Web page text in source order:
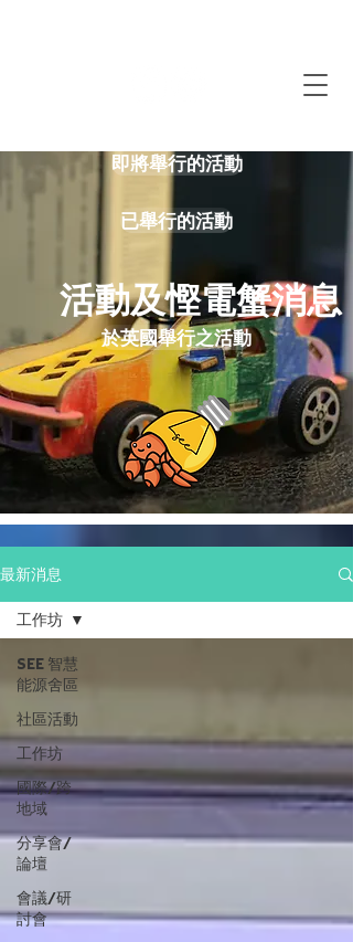
即將舉行的活動
已舉行的活動
​活動及慳電蟹消息
於英國舉行之活動
最新消息
SEE 智慧
能源舍區
社區活動
工作坊
國際/跨
地域
分享會/
論壇
會議/研
討會
工作坊